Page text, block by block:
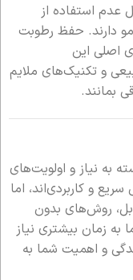
عدم استفاده از
مو دارند. حفظ رطوبت
اصلی این
و تکنیک‌های ملایم
بمانند.
به نیاز و اولویت‌های
و کاربردی‌اند، اما
روش‌های بدون
به زمان بیشتری نیاز
و اهمیت شما به